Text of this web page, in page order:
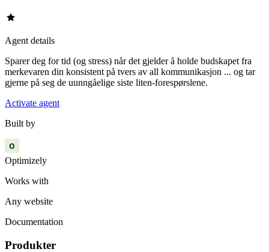
star
Agent details
Sparer deg for tid (og stress) når det gjelder å holde budskapet fra
merkevaren din konsistent på tvers av all kommunikasjon ... og tar
gjerne på seg de uunngåelige siste liten-forespørslene.
Activate agent
Built by
O
Optimizely
Works with
Any website
Documentation
Produkter